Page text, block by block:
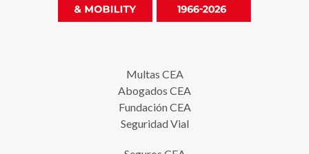
Multas CEA
Abogados CEA
Fundación CEA
Seguridad Vial